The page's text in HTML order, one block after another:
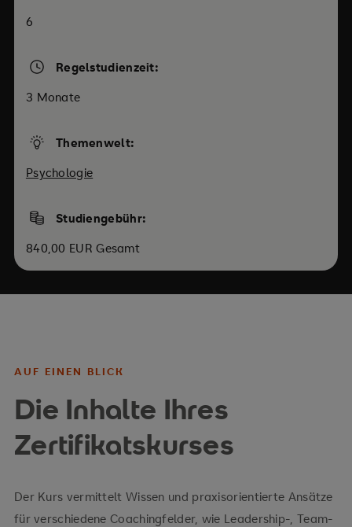
6
Regelstudienzeit:
3 Monate
Themenwelt:
Psychologie
Studiengebühr:
840,00 EUR Gesamt
AUF EINEN BLICK
Die Inhalte Ihres
Zertifikatskurses
Der Kurs vermittelt Wissen und praxisorientierte Ansätze
für verschiedene Coachingfelder, wie Leadership-, Team-